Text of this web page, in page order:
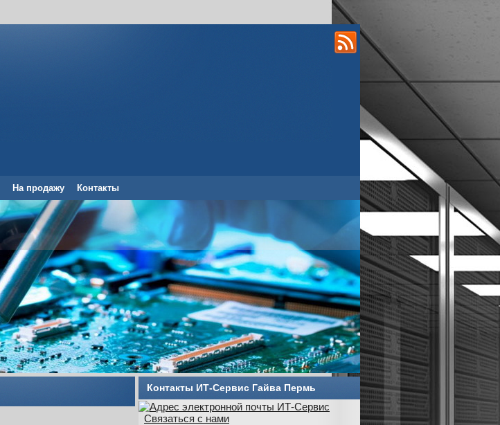
На продажу Контакты
Контакты ИТ-Сервис Гайва Пермь
Связаться с нами